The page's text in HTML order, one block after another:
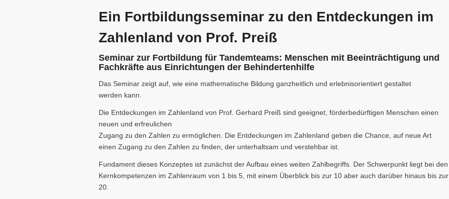
Ein Fortbildungsseminar zu den Entdeckungen im
Zahlenland von Prof. Preiß
Seminar zur Fortbildung für Tandemteams: Menschen mit Beeinträchtigung und
Fachkräfte aus Einrichtungen der Behindertenhilfe
Das Seminar zeigt auf, wie eine mathematische Bildung ganzheitlich und erlebnisorientiert gestaltet
werden kann.
Die Entdeckungen im Zahlenland von Prof. Gerhard Preiß sind geeignet, förderbedürftigen Menschen einen
neuen und erfreulichen
Zugang zu den Zahlen zu ermöglichen. Die Entdeckungen im Zahlenland geben die Chance, auf neue Art
einen Zugang zu den Zahlen zu finden, der unterhaltsam und verstehbar ist.
Fundament dieses Konzeptes ist zunächst der Aufbau eines weiten Zahlbegriffs. Der Schwerpunkt liegt bei den
Kernkompetenzen im Zahlenraum von 1 bis 5, mit einem Überblick bis zur 10 aber auch darüber hinaus bis zur
20.